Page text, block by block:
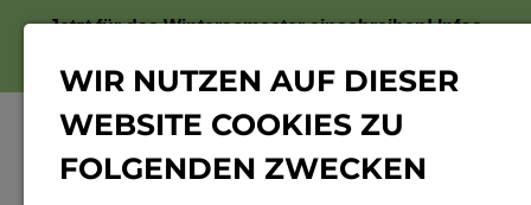
Jetzt für das Wintersemester einschreiben!Infos
WIR NUTZEN AUF DIESER
WEBSITE COOKIES ZU
FOLGENDEN ZWECKEN